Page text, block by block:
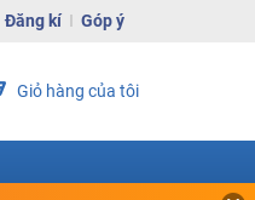
Đăng kí Góp ý
Giỏ hàng của tôi